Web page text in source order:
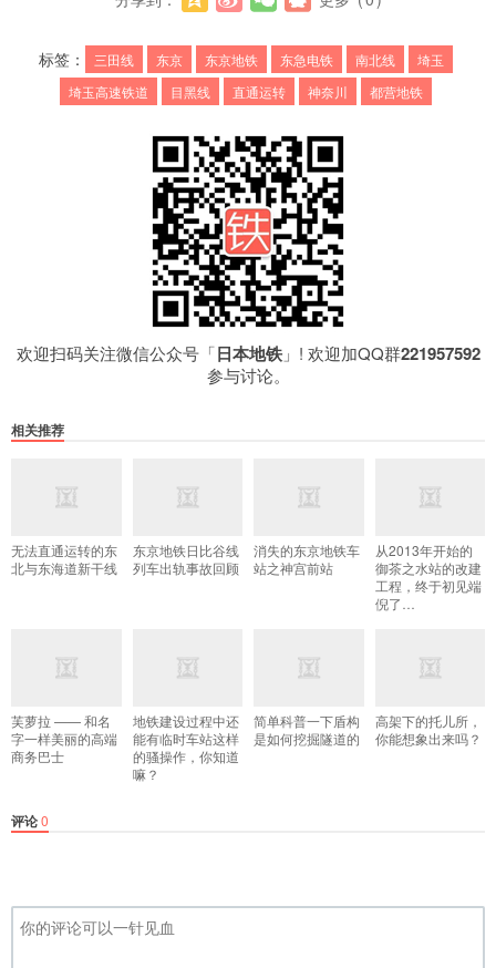
标签： 三田线 东京 东京地铁 东急电铁 南北线
埼玉
埼玉高速铁道
目黑线 直通运转 神奈川 都营地铁
欢迎扫码关注微信公众号「日本地铁」! 欢迎加QQ群221957592
参与讨论。
相关推荐
无法直通运转的东
北与东海道新干线
东京地铁日比谷线
列车出轨事故回顾
消失的东京地铁车
站之神宫前站
从2013年开始的
御茶之水站的改建
工程，终于初见端
倪了…
芙萝拉 —— 和名
字一样美丽的高端
商务巴士
地铁建设过程中还
能有临时车站这样
的骚操作，你知道
嘛？
简单科普一下盾构
是如何挖掘隧道的
高架下的托儿所，
你能想象出来吗？
评论0